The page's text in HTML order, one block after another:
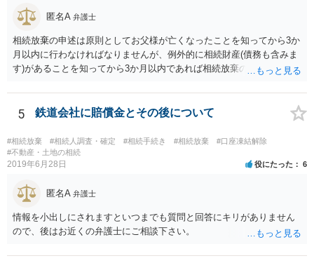
匿名A 弁護士
相続放棄の申述は原則としてお父様が亡くなったことを知ってから3か
月以内に行わなければなりませんが、例外的に相続財産(債務も含みま
す)があることを知ってから3か月以内であれば相続放棄の申述が認め
したら、早急に家裁に行って相続放棄の申述をしたい旨告げて必要な
書類を提出されることをおすすめいたします。 なお、お父様の債務が
他にもあるかもしれないというリスクを考えますと、相続放棄の申述
にあたっては、法テラスの無料相談等を利用して弁護士に相談するこ
とも十分考えられるかと存じます。また、ご記載いただいた事実関係
を拝見するかぎり、再婚相手のかたは既に相続放棄をされている可能
5 鉄道会社に賠償金とその後について
#相続放棄 #相続人調査・確定 #相続手続き #相続放棄
#口座凍結解除
#不動産・土地の相続
2019年6月28日 役にたった 6
匿名A 弁護士
情報を小出しにされますといつまでも質問と回答にキリがありません
ので、後はお近くの弁護士にご相談下さい。